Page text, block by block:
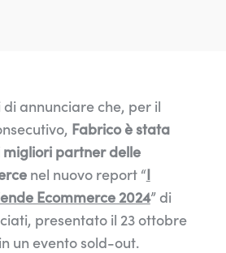
annunciare che, per il
Fabrico è stata
partner delle
nel nuovo report “I
Ecommerce 2024” di
presentato il 23 ottobre
un evento sold-out.